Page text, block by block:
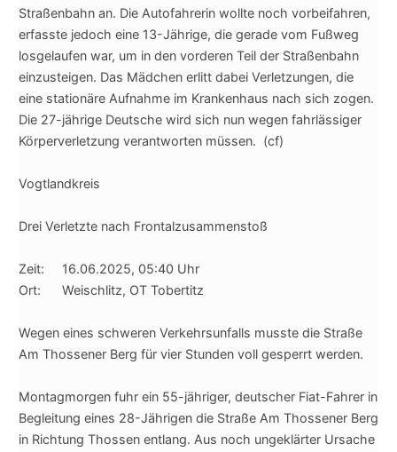
Straßenbahn an. Die Autofahrerin wollte noch vorbeifahren,
erfasste jedoch eine 13-Jährige, die gerade vom Fußweg
losgelaufen war, um in den vorderen Teil der Straßenbahn
einzusteigen. Das Mädchen erlitt dabei Verletzungen, die
eine stationäre Aufnahme im Krankenhaus nach sich zogen.
Die 27-jährige Deutsche wird sich nun wegen fahrlässiger
Körperverletzung verantworten müssen. (cf)
Vogtlandkreis
Drei Verletzte nach Frontalzusammenstoß
Zeit: 16.06.2025, 05:40 Uhr
Ort: Weischlitz, OT Tobertitz
Wegen eines schweren Verkehrsunfalls musste die Straße
Am Thossener Berg für vier Stunden voll gesperrt werden.
Montagmorgen fuhr ein 55-jähriger, deutscher Fiat-Fahrer in
Begleitung eines 28-Jährigen die Straße Am Thossener Berg
in Richtung Thossen entlang. Aus noch ungeklärter Ursache